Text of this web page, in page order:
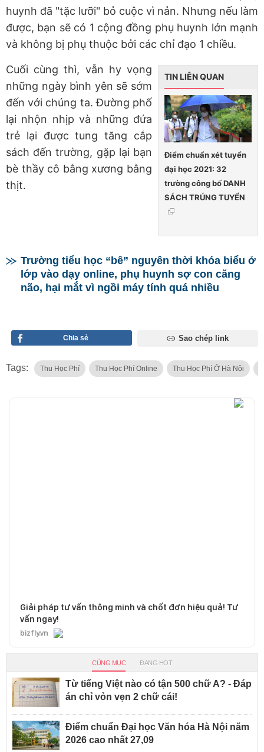
huynh đã "tặc lưỡi" bỏ cuộc vì nản. Nhưng nếu làm
được, bạn sẽ có 1 cộng đồng phụ huynh lớn mạnh
và không bị phụ thuộc bởi các chỉ đạo 1 chiều.
TIN LIÊN QUAN
Điểm chuẩn xét tuyển
đại học 2021: 32
trường công bố DANH
SÁCH TRÚNG TUYỂN
Cuối cùng thì, vẫn hy vọng
những ngày bình yên sẽ sớm
đến với chúng ta. Đường phố
lại nhộn nhịp và những đứa
trẻ lại được tung tăng cắp
sách đến trường, gặp lại bạn
bè thầy cô bằng xương bằng
thịt.
Trường tiểu học “bê” nguyên thời khóa biểu ở
lớp vào dạy online, phụ huynh sợ con căng
não, hại mắt vì ngồi máy tính quá nhiều
Chia sẻ Sao chép link
Tags: Thu Học Phí Thu Học Phí Online Thu Học Phí Ở Hà Nội
Giải pháp tư vấn thông minh và chốt đơn hiệu quả! Tư
vấn ngay!
bizfly.vn
CÙNG MỤC ĐANG HOT
Từ tiếng Việt nào có tận 500 chữ A? - Đáp
án chỉ vỏn vẹn 2 chữ cái!
Điểm chuẩn Đại học Văn hóa Hà Nội năm
2026 cao nhất 27,09